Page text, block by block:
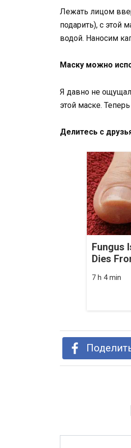
Лежать лицом
подарить), с этой
водой. Наносим
Маску можно
Я давно не
этой маске.
Делитесь с
Fungus
Dies
7 h 4 min